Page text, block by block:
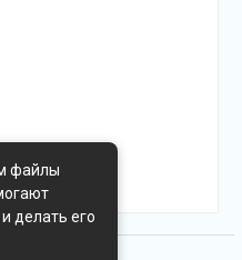
файлы
делать его